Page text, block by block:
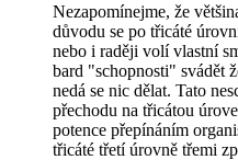
Nezapomínejme, že
důvodu se po třicáté
nebo i raději volí vlastní
bard "schopnosti" svádět
nedá se nic dělat. Tato
přechodu na třicátou
potence přepínáním
třicáté třetí úrovně třemi